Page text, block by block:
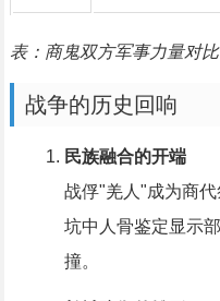
表：商鬼双方军事力量对比
战争的历史回响
民族融合的开端
战俘"羌人"成为商
坑中人骨鉴定显示
撞。